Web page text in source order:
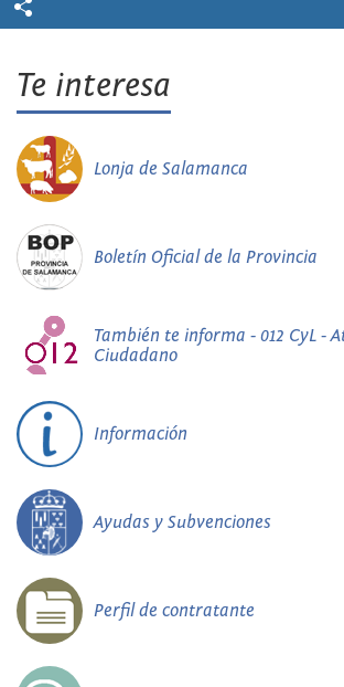
Te interesa
Lonja de Salamanca
Boletín Oficial de la Provincia
También te informa - 012 CyL -
Ciudadano
Información
Ayudas y Subvenciones
Perfil de contratante